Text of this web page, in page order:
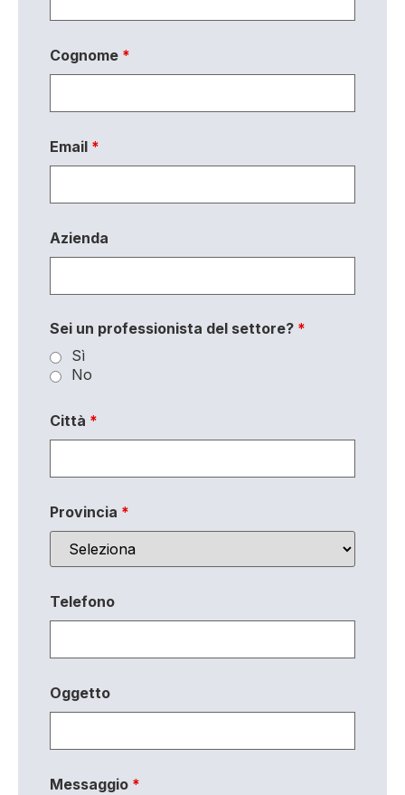
Cognome *
Email *
Azienda
Sei un professionista del settore? *
Sì
No
Città *
Provincia *
Telefono
Oggetto
Messaggio *